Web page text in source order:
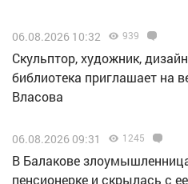
06.08.2026 10:32 939
Скульптор, художник,
библиотека приглашает на
Власова
06.08.2026 09:31 1245
В Балакове
пенсионерке и скрылась с